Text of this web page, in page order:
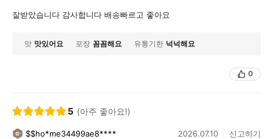
잘받았습니다 감사합니다 배송빠르고 좋아요
맛 맛있어요 포장 꼼꼼해요 유통기한 넉넉해요
0
5 (아주 좋아요!)
$$ho*me34499ae8**** 2026.07.10 신고하기